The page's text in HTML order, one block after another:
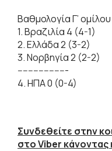
Βαθμολογία Γ’ ομίλου
1. Βραζιλία 4 (4-1)
2. Ελλάδα 2 (3-2)
3. Νορβηγία 2 (2-2)
-------------------
4. ΗΠΑ 0 (0-4)
Συνδεθείτε στην
στο Viber κάνοντας